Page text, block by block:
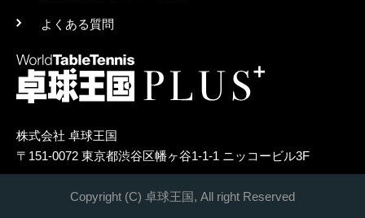
よくある質問
株式会社 卓球王国
〒151-0072 東京都渋谷区幡ヶ谷1-1-1 ニッコービル3F
Copyright (C) 卓球王国, All right Reserved